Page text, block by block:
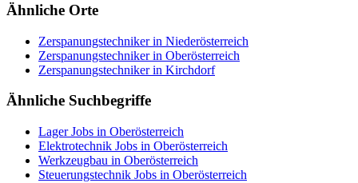
Ähnliche Orte
Zerspanungstechniker in Niederösterreich
Zerspanungstechniker in Oberösterreich
Zerspanungstechniker in Kirchdorf
Ähnliche Suchbegriffe
Lager Jobs in Oberösterreich
Elektrotechnik Jobs in Oberösterreich
Werkzeugbau in Oberösterreich
Steuerungstechnik Jobs in Oberösterreich